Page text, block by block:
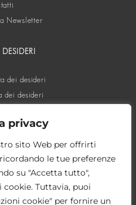
privacy
sito Web per offrirti
le tue preferenze
su "Accetta tutto",
cookie. Tuttavia, puoi
cookie" per fornire un
Newsletter
dei desideri
dei desideri